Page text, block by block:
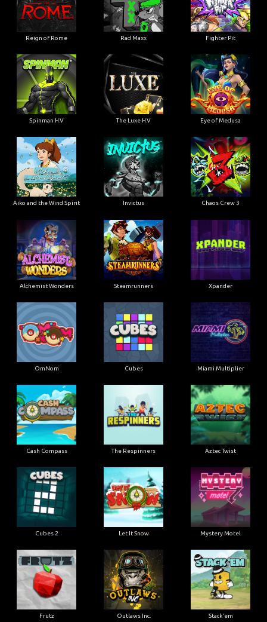
Reign of Rome Rad Maxx Fighter Pit
Spinman H.V The Luxe H.V Eye of Medusa
Aiko and the Wind Spirit Invictus Chaos Crew 3
Alchemist Wonders Steamrunners Xpander
OmNom Cubes Miami Multiplier
Cash Compass The Respinners Aztec Twist
Cubes 2 Let It Snow Mystery Motel
Frutz Outlaws Inc. Stack'em